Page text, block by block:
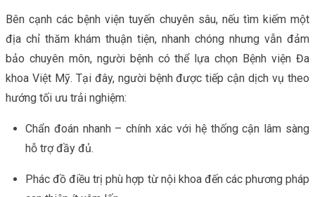
Bên cạnh các bệnh viện tuyến chuyên sâu, nếu tìm kiếm một
địa chỉ thăm khám thuận tiện, nhanh chóng nhưng vẫn đảm
bảo chuyên môn, người bệnh có thể lựa chọn Bệnh viện Đa
khoa Việt Mỹ. Tại đây, người bệnh được tiếp cận dịch vụ theo
hướng tối ưu trải nghiệm:
Chẩn đoán nhanh – chính xác với hệ thống cận lâm sàng
hỗ trợ đầy đủ.
Phác đồ điều trị phù hợp từ nội khoa đến các phương pháp